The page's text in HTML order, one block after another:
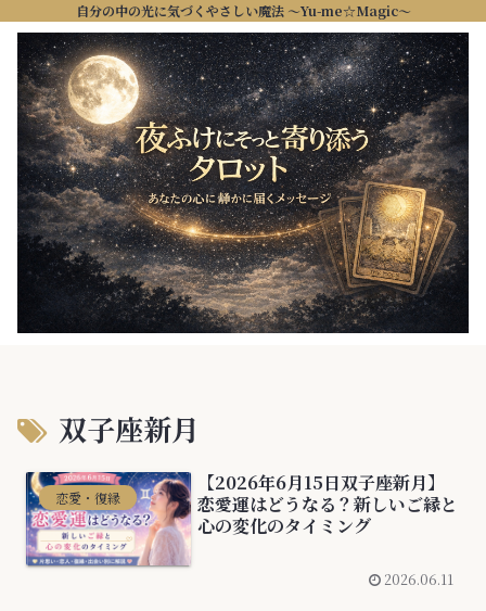
自分の中の光に気づくやさしい魔法 ～Yu-me☆Magic～
双子座新月
恋愛・復縁
【2026年6月15日双子座新月】
恋愛運はどうなる？新しいご縁と
心の変化のタイミング
2026.06.11